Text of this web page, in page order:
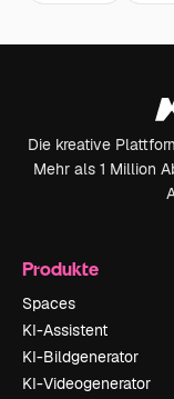
Die kreative
Mehr als 1 Million
Produkte
Spaces
KI-Assistent
KI-Bildgenerator
KI-Videogenerator